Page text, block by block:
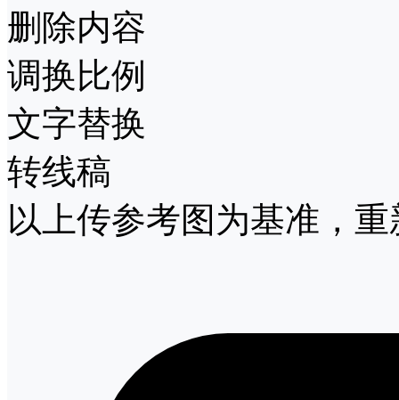
删除内容
调换比例
文字替换
转线稿
以上传参考图为基准，